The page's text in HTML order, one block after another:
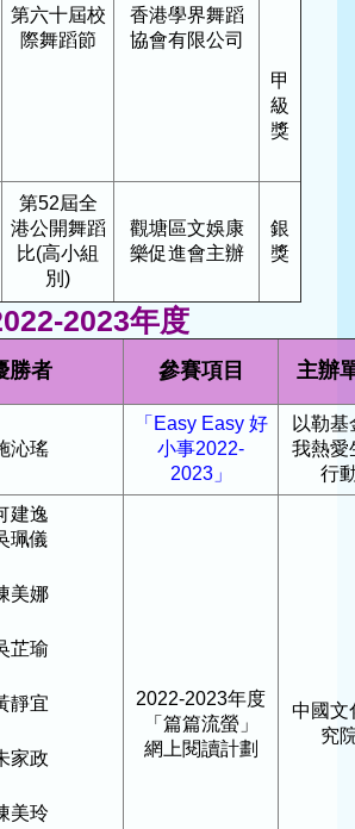
第六十屆校
際舞蹈節
香港學界舞蹈
協會有限公司
甲
級
獎
第52屆全
港公開舞蹈
比(高小組
別)
觀塘區文娛康
樂促進會主辦
銀
獎
2023年度
勝者 參賽項目 主辦
沁瑤
「Easy Easy 好
小事2022-
2023」
以勒基
我熱愛
行
建逸
珮儀
美娜
芷瑜
靜宜
家政
美玲
2022-2023年度
「篇篇流螢」
網上閱讀計劃
中國文
究